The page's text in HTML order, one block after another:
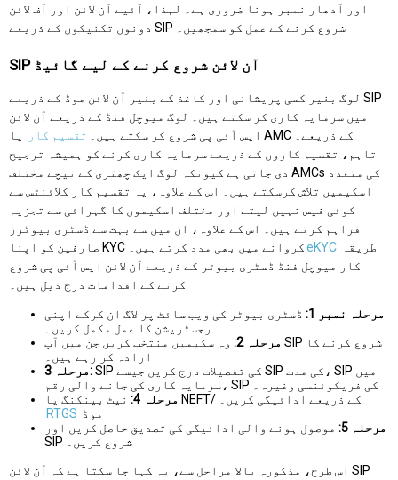
اور آدھار نمبر ہونا ضروری ہے۔ لہذا، آئیے آن لائن اور آف لائن
دونوں تکنیکوں کے ذریعے SIP شروع کرنے کے عمل کو سمجھیں۔
SIP آن لائن شروع کرنے کے لیے گائیڈ
لوگ بغیر کسی پریشانی اور کاغذ کے بغیر آن لائن موڈ کے ذریعے SIP
میں سرمایہ کاری کر سکتے ہیں۔ لوگ میوچل فنڈ کے ذریعے آن لائن
ایس آئی پی شروع کر سکتے ہیں۔
تقسیم کار
یا AMC کے ذریعے۔
تاہم، تقسیم کاروں کے ذریعے سرمایہ کاری کرنے کو ہمیشہ ترجیح
دی جاتی ہے کیونکہ لوگ ایک چھتری کے نیچے مختلف AMCs کی متعدد
اسکیمیں تلاش کرسکتے ہیں۔ اس کے علاوہ، یہ تقسیم کار کلائنٹس سے
کوئی فیس نہیں لیتے اور مختلف اسکیموں کا گہرائی سے تجزیہ
فراہم کرتے ہیں۔ اس کے علاوہ، ان میں سے بہت سے ڈسٹری بیوٹرز
صارفین کو اپنا KYC کروانے میں بھی مدد کرتے ہیں۔eKYC
کار میوچل فنڈ ڈسٹری بیوٹر کے ذریعے آن لائن ایس آئی پی شروع
کرنے کے اقدامات درج ذیل ہیں۔
مرحلہ نمبر 1:
ڈسٹری بیوٹر کی ویب سائٹ پر لاگ ان کرکے اپنی
رجسٹریشن کا عمل مکمل کریں۔
مرحلہ 2:
وہ سکیمیں منتخب کریں جن میں آپ SIP شروع کرنے کا
ارادہ کر رہے ہیں۔
مرحلہ 3:SIP کی تفصیلات درج کریں جیسے SIP کی مدت، SIP میں
سرمایہ کاری کی جانے والی رقم، SIP کی فریکوئنسی وغیرہ۔
مرحلہ 4:
نیٹ بینکنگ یا NEFT/ کے ذریعے ادائیگی کریں۔
RTGS موڈ
مرحلہ 5:
موصول ہونے والی ادائیگی کی تصدیق حاصل کریں اور
SIP شروع کریں۔
اس طرح، مذکورہ بالا مراحل سے، یہ کہا جا سکتا ہے کہ آن لائن SIP